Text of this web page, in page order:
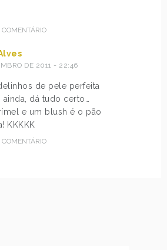
COMENTÁRIO
DE 2011 - 22:46
de pele perfeita
dá tudo certo…
e um blush é o pão
KKKKK
COMENTÁRIO